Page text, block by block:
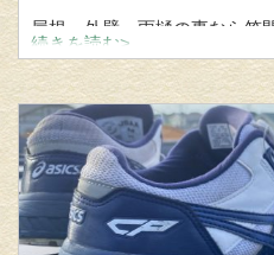
屋根、外壁、雨樋の事なら笠
合わせください
続きを読む>